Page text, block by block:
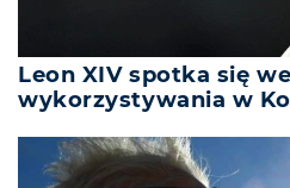
Leon XIV spotka się
wykorzystywania w